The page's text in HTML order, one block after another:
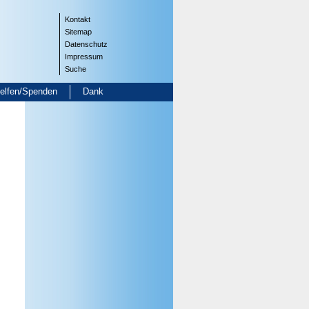
Kontakt
Sitemap
Datenschutz
Impressum
Suche
Spenden Dank